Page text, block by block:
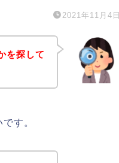
2021年11月4日
を探して
す。